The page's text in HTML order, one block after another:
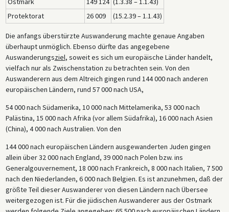
Protektorat
26 009 (15.2.39 – 1.1.43)
Die anfangs überstürzte Auswanderung machte genaue Angaben
überhaupt unmöglich. Ebenso dürfte das angegebene
Auswanderungsziel, soweit es sich um europäische Länder handelt,
vielfach nur als Zwischenstation zu betrachten sein. Von den
Auswanderern aus dem Altreich gingen rund 144 000 nach anderen
europäischen Ländern, rund 57 000 nach USA,
54 000 nach Südamerika, 10 000 nach Mittelamerika, 53 000 nach
Palästina, 15 000 nach Afrika (vor allem Südafrika), 16 000 nach Asien
(China), 4 000 nach Australien. Von den
144 000 nach europäischen Ländern ausgewanderten Juden gingen
allein über 32 000 nach England, 39 000 nach Polen bzw. ins
Generalgouvernement, 18 000 nach Frankreich, 8 000 nach Italien, 7 500
nach den Niederlanden, 6 000 nach Belgien. Es ist anzunehmen, daß der
größte Teil dieser Auswanderer von diesen Ländern nach Übersee
weitergezogen ist. Für die jüdischen Auswanderer aus der Ostmark